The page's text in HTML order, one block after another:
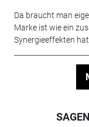
Da braucht man
Marke ist wie ein
Synergieeffekten